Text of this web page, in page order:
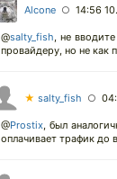
Alcone ○ 14:56
@salty_fish, не
провайдеру, но не как
★ salty_fish ○
@Prostix, был
оплачивает трафик до